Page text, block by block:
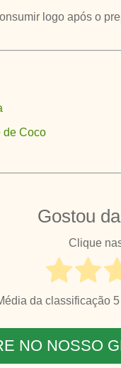
logo após o
de Coco
Gostou
Clique
da classificação 5
NO NOSSO